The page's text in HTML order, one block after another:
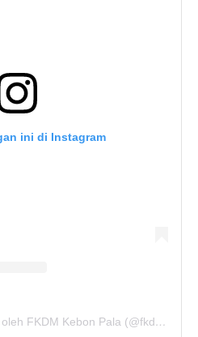
ini di Instagram
Sebuah kiriman dibagikan oleh FKDM Kebon Pala (@fkdm_kebonpala)